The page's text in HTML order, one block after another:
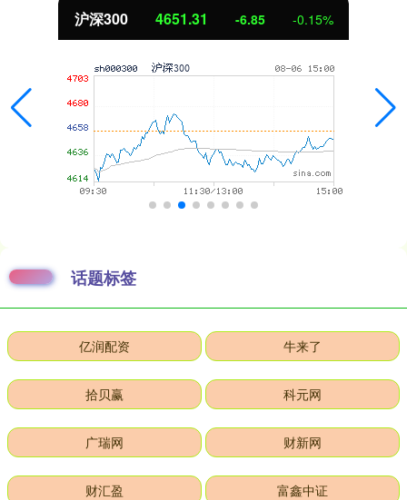
沪深300 4651.31 -6.85 -0.15%
话题标签
亿润配资 牛来了
拾贝赢 科元网
广瑞网 财新网
财汇盈 富鑫中证